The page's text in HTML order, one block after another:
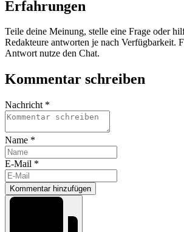
Erfahrungen
Teile deine Meinung, stelle eine Frage oder
Redakteure antworten je nach Verfügbarkeit.
Antwort nutze den Chat.
Kommentar schreiben
Nachricht *
Name *
E-Mail *
Kommentar hinzufügen